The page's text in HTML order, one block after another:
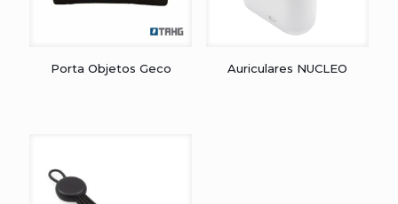
Porta Objetos Geco Auriculares NUCLEO